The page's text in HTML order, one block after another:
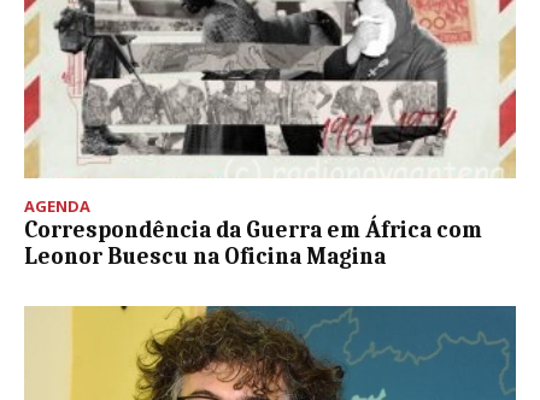
AGENDA
Correspondência da Guerra em África com
Leonor Buescu na Oficina Magina